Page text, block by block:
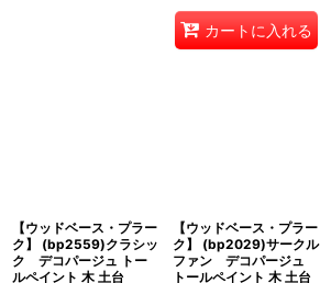
カートに入れる
【ウッドベース・プラー
ク】 (bp2559)クラシッ
ク デコパージュ トー
ルペイント 木 土台
【ウッドベース・プラー
ク】 (bp2029)サークル
ファン デコパージュ
トールペイント 木 土台